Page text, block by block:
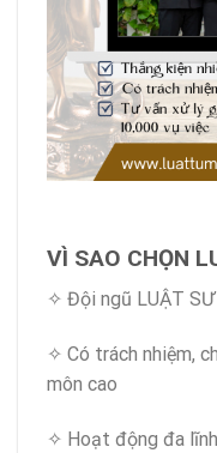
VÌ SAO CHỌN
✧ Đội ngũ LUẬT SƯ
✧ Có trách nhiệm,
môn cao
✧ Hoạt động đa